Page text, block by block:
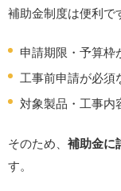
補助金制度は便利で
申請期限・予算枠
工事前申請が必須
対象製品・工事内
そのため、 補助金に
す。